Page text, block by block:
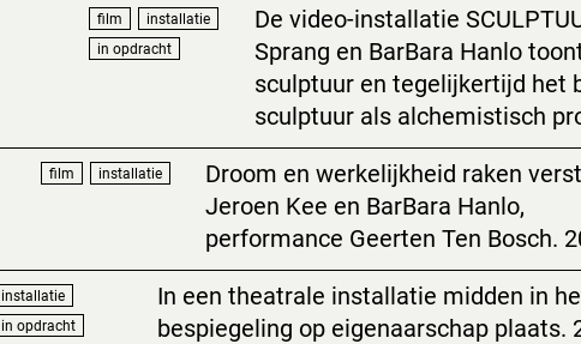
film
installatie
in opdracht
De video-installatie
Sprang en BarBara Hanlo
sculptuur en tegelijkertijd het
sculptuur als alchemistisch
film installatie
Droom en werkelijkheid raken
Jeroen Kee en BarBara Hanlo,
performance Geerten Ten Bosch.
installatie
in opdracht
In een theatrale installatie midden in
bespiegeling op eigenaarschap plaats.